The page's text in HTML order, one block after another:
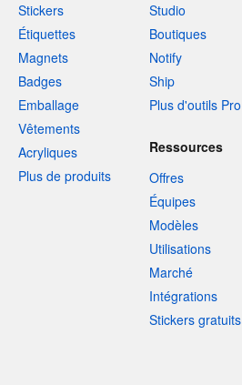
Stickers
Étiquettes
Magnets
Badges
Emballage
Vêtements
Acryliques
Plus de produits
Studio
Boutiques
Notify
Ship
Plus d'outils Pro
Ressources
Offres
Équipes
Modèles
Utilisations
Marché
Intégrations
Stickers gratuits